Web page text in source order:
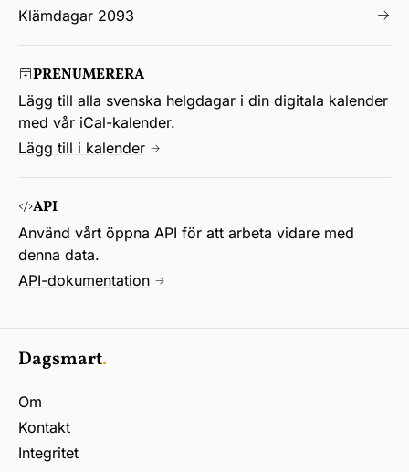
Klämdagar 2093
PRENUMERERA
Lägg till alla svenska helgdagar i din digitala kalender
med vår iCal-kalender.
Lägg till i kalender
API
Använd vårt öppna API för att arbeta vidare med
denna data.
API-dokumentation
Dagsmart.
Om
Kontakt
Integritet